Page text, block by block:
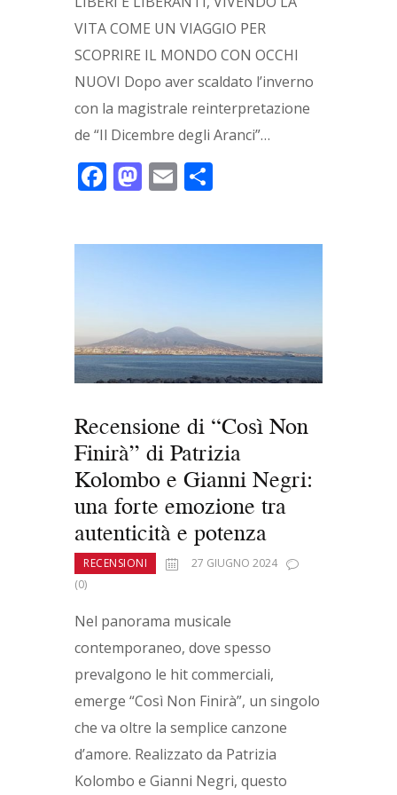
VITA COME UN VIAGGIO PER
SCOPRIRE IL MONDO CON OCCHI
NUOVI Dopo aver scaldato l’inverno
con la magistrale reinterpretazione
de “Il Dicembre degli Aranci”…
F
o
k
M
d
n
E
vi
di
Recensione di “Così Non
Finirà” di Patrizia
Kolombo e Gianni Negri:
una forte emozione tra
autenticità e potenza
RECENSIONI
27 GIUGNO 2024
(0)
Nel panorama musicale
contemporaneo, dove spesso
prevalgono le hit commerciali,
emerge “Così Non Finirà”, un singolo
che va oltre la semplice canzone
d’amore. Realizzato da Patrizia
Kolombo e Gianni Negri, questo